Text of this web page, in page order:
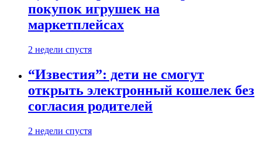
покупок игрушек на
маркетплейсах
2 недели спустя
“Известия”: дети не смогут
открыть электронный кошелек без
согласия родителей
2 недели спустя